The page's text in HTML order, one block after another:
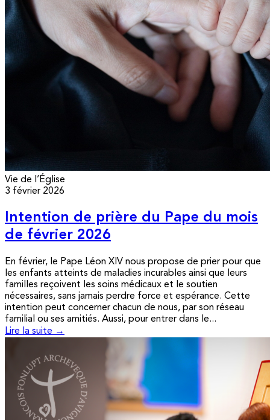
Vie de l’Église
3 février 2026
Intention de prière du Pape du mois
de février 2026
En février, le Pape Léon XIV nous propose de prier pour que
les enfants atteints de maladies incurables ainsi que leurs
familles reçoivent les soins médicaux et le soutien
nécessaires, sans jamais perdre force et espérance. Cette
intention peut concerner chacun de nous, par son réseau
familial ou ses amitiés. Aussi, pour entrer dans le...
Lire la suite →